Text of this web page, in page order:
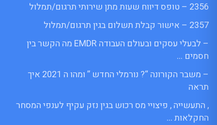
2356 – טופס דיווח שעות מתן שירותי תרגום/תמלול
2357 – אישור קבלת תשלום בגין תרגום/תמלול
– לבעלי עסקים ובעולם העבודה EMDR מה הקשר בין
חסמים …
– משבר הקורונה “? נורמלי החדש ” ומהו ה 2021 איך
תראה
, התעשייה , פיצויי מס רכוש בגין נזק עקיף לענפי המסחר
החקלאות …